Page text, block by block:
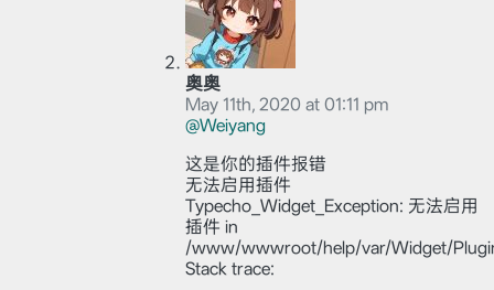
奥奥
May 11th, 2020 at 01:11 pm
@Weiyang
这是你的插件报错
无法启用插件
Typecho_Widget_Exception: 无法启用
插件 in
/www/wwwroot/help/var/Widget/
Stack trace: